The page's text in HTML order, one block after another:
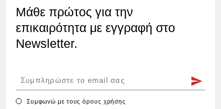
Μάθε πρώτος για την
επικαιρότητα με εγγραφή στο
Newsletter.
Συμφωνώ με τουςόρους χρήσης